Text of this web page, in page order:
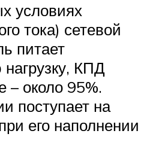
условиях
тока) сетевой
питает
КПД
– около 95%.
поступает на
его наполнении